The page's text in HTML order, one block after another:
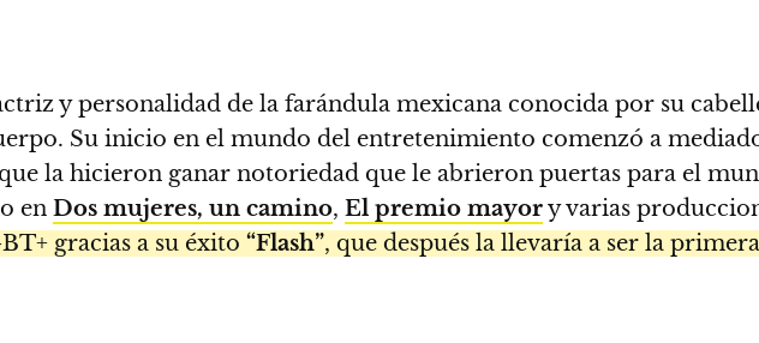
y personalidad de la farándula mexicana conocida por su
Su inicio en el mundo del entretenimiento comenzó a
la hicieron ganar notoriedad que le abrieron puertas para el
en Dos mujeres, un camino, El premio mayory varias
gracias a su éxito “Flash”, que después la llevaría a ser la